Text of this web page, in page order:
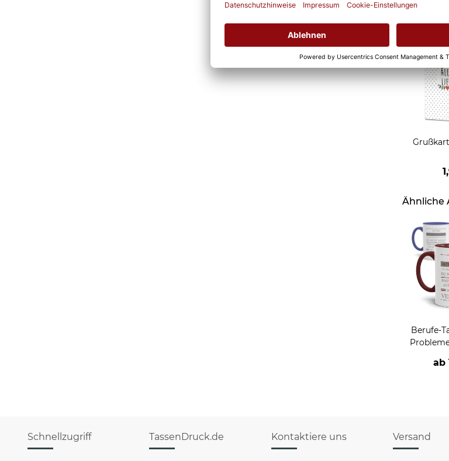
Ähnliche
Berufe-
ab
Schnellzugriff TassenDruck.de Kontaktiere uns Versand